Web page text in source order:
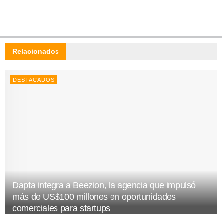
Relacionados
DESTACADOS
Dapta integra a Beezion, la agencia que impulsó
más de US$100 millones en oportunidades
comerciales para startups